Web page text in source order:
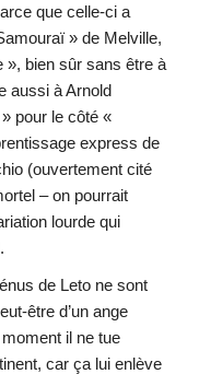
que celle-ci a
» de Melville,
», bien sûr sans être à
aussi à Arnold
pour le côté «
express de
(ouvertement cité
– on pourrait
lourde qui
de Leto ne sont
être d’un ange
il ne tue
car ça lui enlève